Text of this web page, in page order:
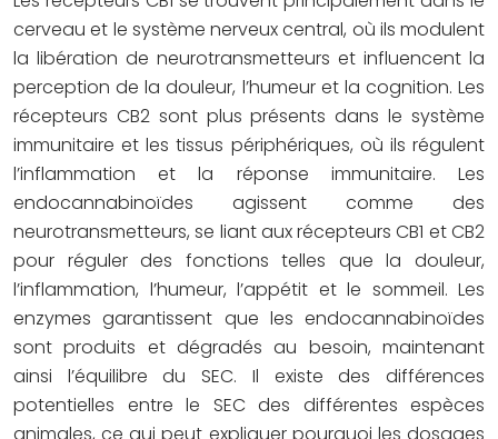
cerveau et le système nerveux central, où ils modulent
la libération de neurotransmetteurs et influencent la
perception de la douleur, l’humeur et la cognition. Les
récepteurs CB2 sont plus présents dans le système
immunitaire et les tissus périphériques, où ils régulent
l’inflammation et la réponse immunitaire. Les
endocannabinoïdes agissent comme des
neurotransmetteurs, se liant aux récepteurs CB1 et CB2
pour réguler des fonctions telles que la douleur,
l’inflammation, l’humeur, l’appétit et le sommeil. Les
enzymes garantissent que les endocannabinoïdes
sont produits et dégradés au besoin, maintenant
ainsi l’équilibre du SEC. Il existe des différences
potentielles entre le SEC des différentes espèces
animales, ce qui peut expliquer pourquoi les dosages